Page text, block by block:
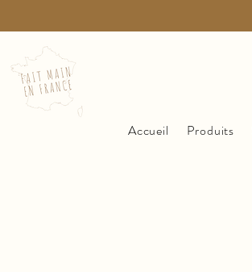
Accueil Produits